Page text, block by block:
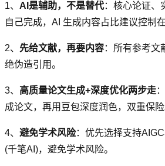
1、 AI是辅助，不是替代：核心论证、
自己完成，AI 生成内容占比建议控制
2、 先给文献，再要内容：所有参考文
绝伪造引用。
3、 高质量论文生成+深度优化两步走
成论文，再用豆包深度润色，双重保险
4、 避免学术风险：优先选择支持
(千笔AI)，避免学术风险。